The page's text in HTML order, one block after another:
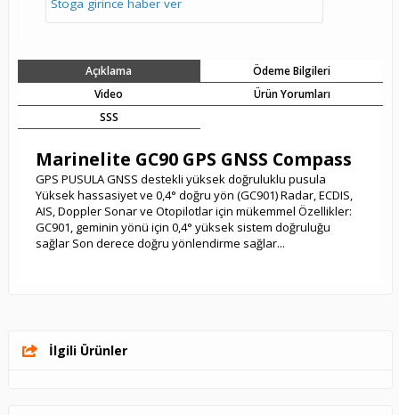
Stoga girince haber ver
Açıklama
Ödeme Bilgileri
Video
Ürün Yorumları
SSS
Marinelite GC90 GPS GNSS Compass
GPS PUSULA GNSS destekli yüksek doğruluklu pusula
Yüksek hassasiyet ve 0,4° doğru yön (GC901) Radar, ECDIS,
AIS, Doppler Sonar ve Otopilotlar için mükemmel Özellikler:
GC901, geminin yönü için 0,4° yüksek sistem doğruluğu
sağlar Son derece doğru yönlendirme sağlar...
İlgili Ürünler